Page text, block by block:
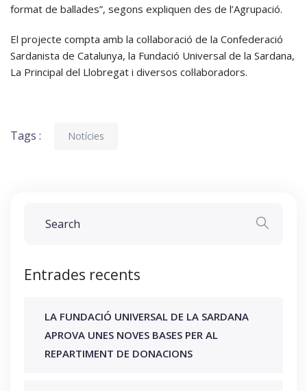
format de ballades”, segons expliquen des de l’Agrupació.
El projecte compta amb la col·laboració de la Confederació
Sardanista de Catalunya, la Fundació Universal de la Sardana,
La Principal del Llobregat i diversos col·laboradors.
Tags : Notícies
Entrades recents
LA FUNDACIÓ UNIVERSAL DE LA SARDANA
APROVA UNES NOVES BASES PER AL
REPARTIMENT DE DONACIONS